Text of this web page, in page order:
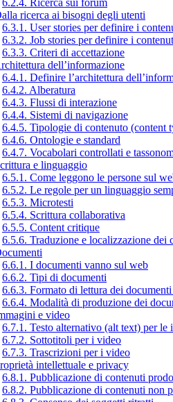
6.2.4. Ricerca sui forum
ricerca ai bisogni degli utenti
6.3.1. User stories per definire i
6.3.2. Job stories per definire i
6.3.3. Criteri di accettazione
dell’informazione
6.4.1. Definire l’architettura
6.4.2. Alberatura
6.4.3. Flussi di interazione
6.4.4. Sistemi di navigazione
6.4.5. Tipologie di contenuto (content
6.4.6. Ontologie e standard
6.4.7. Vocabolari controllati e
e linguaggio
6.5.1. Come leggono le persone sul
6.5.2. Le regole per un linguaggio
6.5.3. Microtesti
6.5.4. Scrittura collaborativa
6.5.5. Content critique
6.5.6. Traduzione e localizzazione dei
6.6.1. I documenti vanno sul web
6.6.2. Tipi di documenti
6.6.3. Formato di lettura dei
6.6.4. Modalità di produzione dei
e video
6.7.1. Testo alternativo (alt text) per le
6.7.2. Sottotitoli per i video
6.7.3. Trascrizioni per i video
intellettuale e privacy
6.8.1. Pubblicazione di contenuti
6.8.2. Pubblicazione di contenuti non